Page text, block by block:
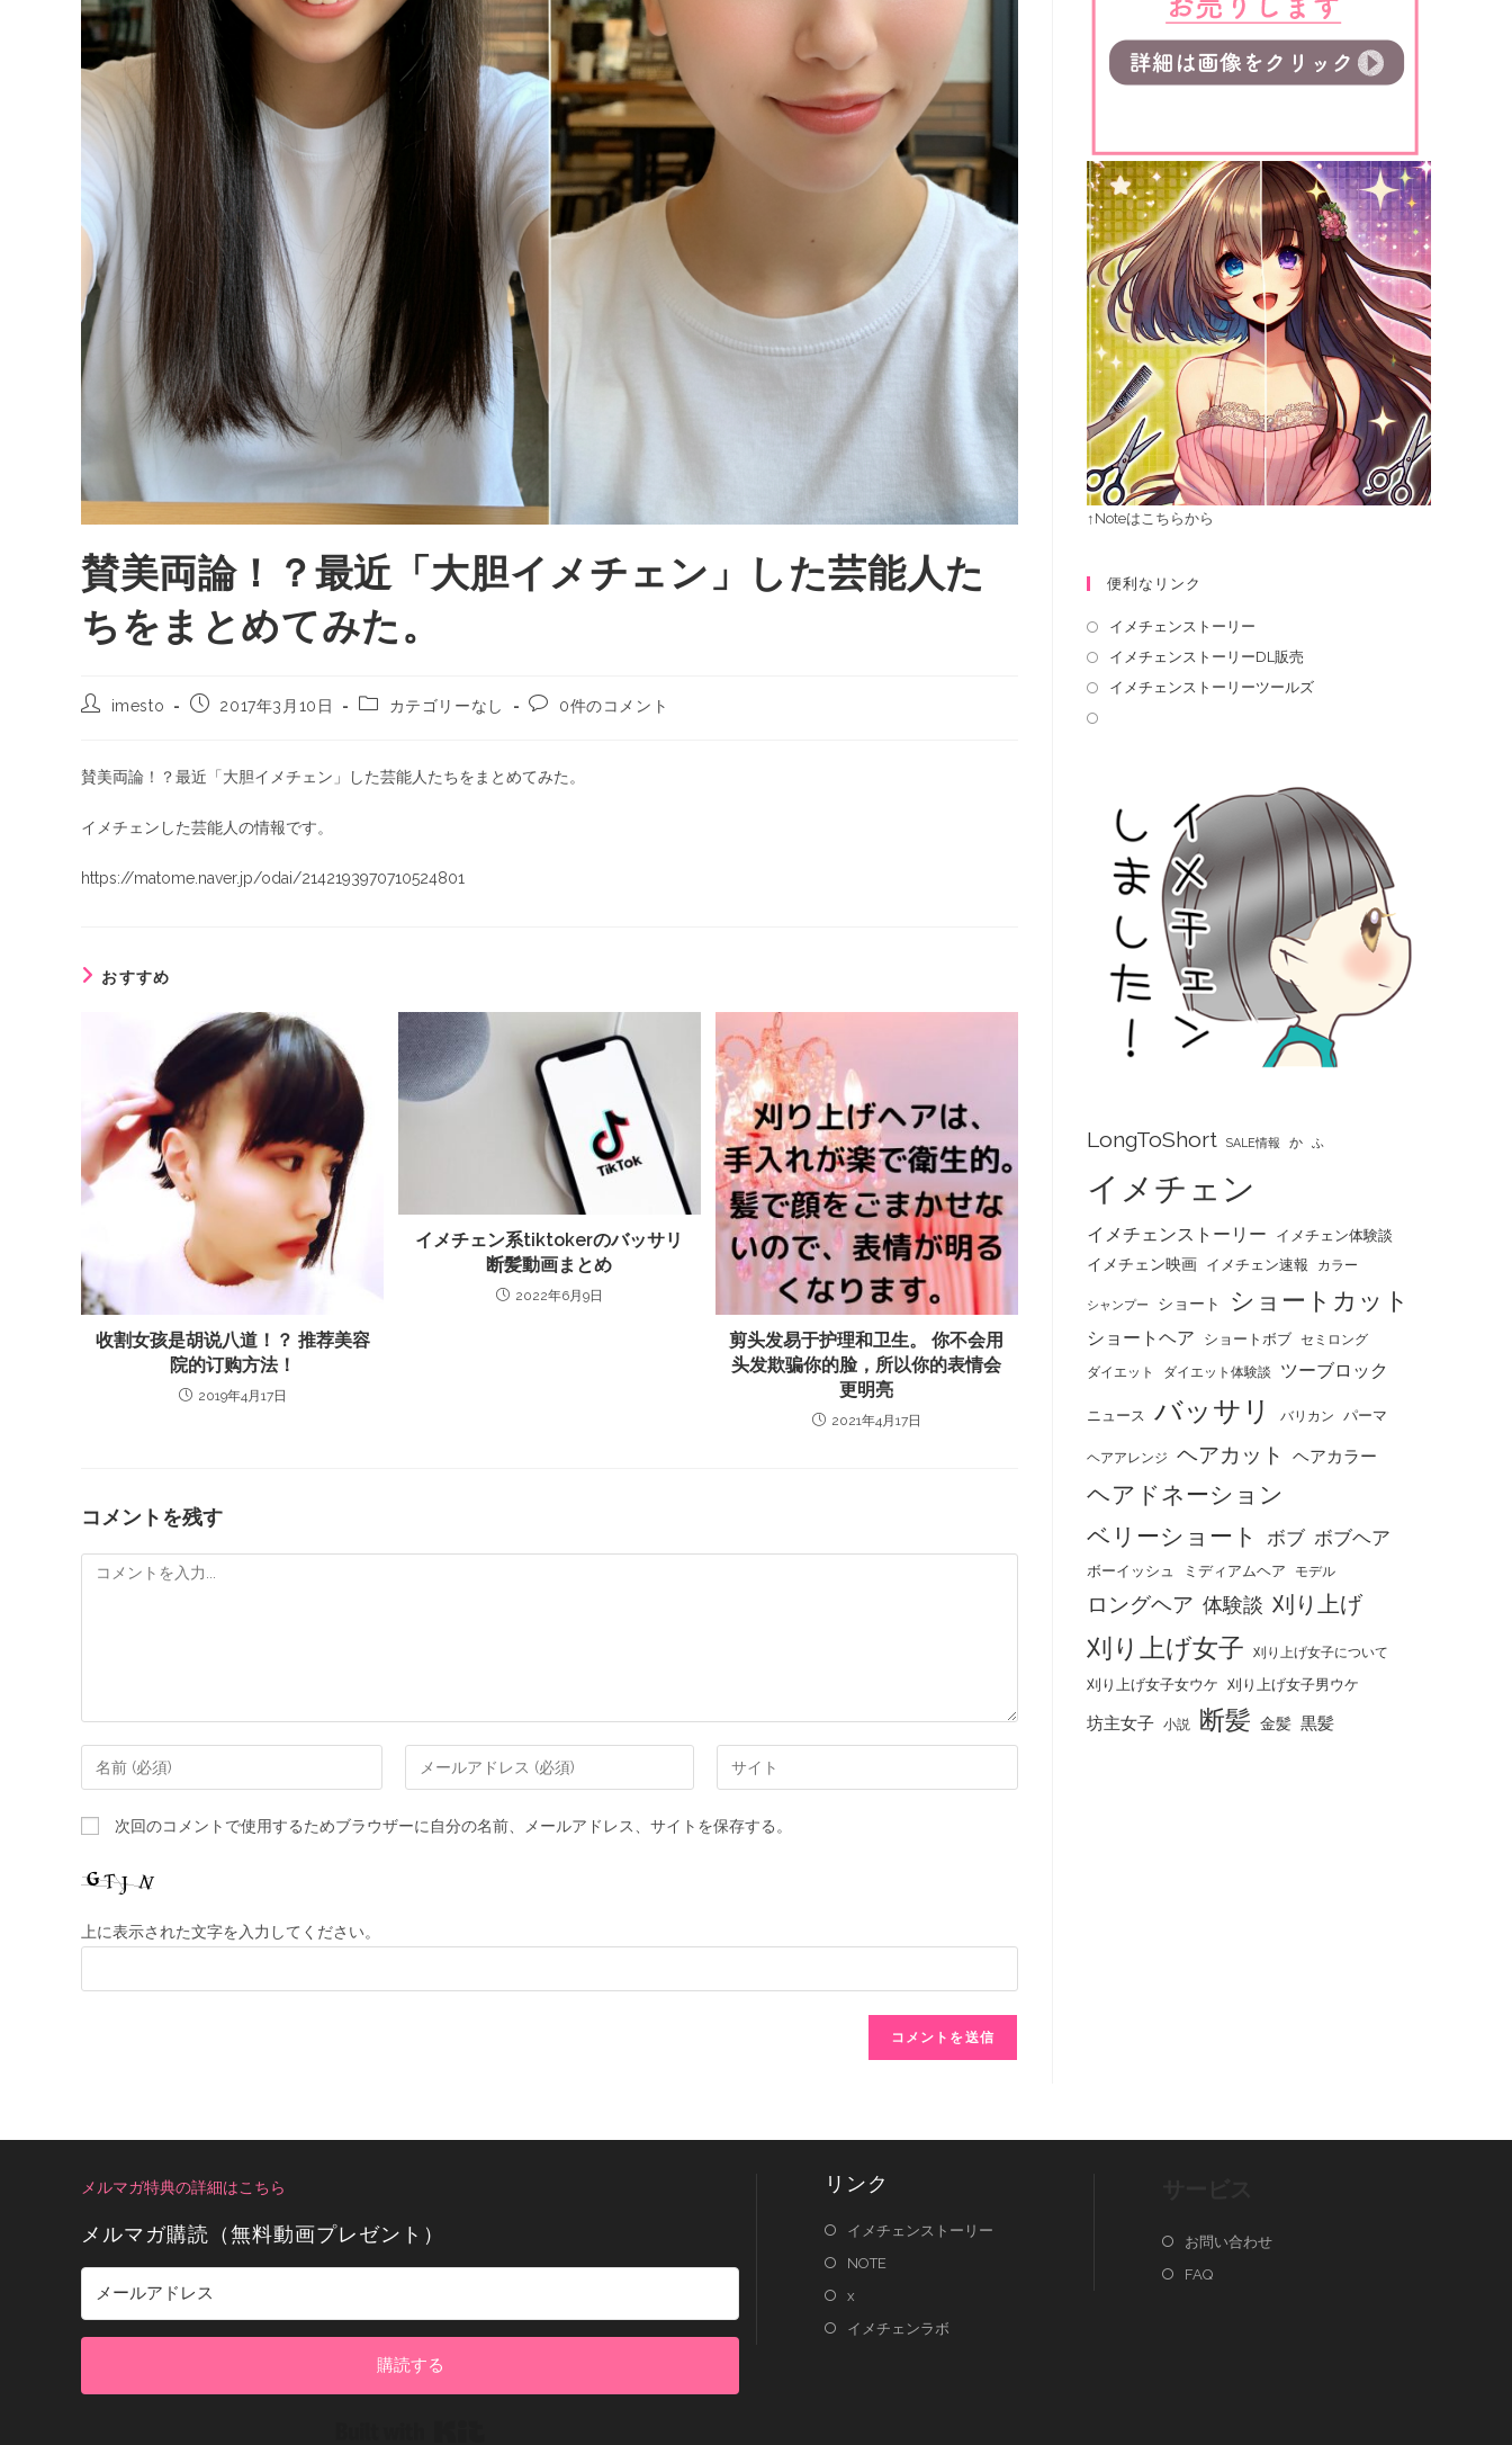
賛美両論！？最近「大胆イメチェン」した芸能人た
ちをまとめてみた。
imesto 2017年3月10日 カテゴリーなし 0件のコメント
賛美両論！？最近「大胆イメチェン」した芸能人たちをまとめてみた。
イメチェンした芸能人の情報です。
https://matome.naver.jp/odai/2142193970710524801
おすすめ
收割女孩是胡说八道！？ 推荐美容
院的订购方法！
2019年4月17日
イメチェン系tiktokerのバッサリ
断髪動画まとめ
2022年6月9日
剪头发易于护理和卫生。 你不会用
头发欺骗你的脸，所以你的表情会
更明亮
2021年4月17日
コメントを残す
次回のコメントで使用するためブラウザーに自分の名前、メールアドレス、サイトを保存する。
上に表示された文字を入力してください。
↑Noteはこちらから
便利なリンク
イメチェンストーリー
イメチェンストーリーDL販売
イメチェンストーリーツールズ
LongToShort SALE情報 か ふ
イメチェン
イメチェンストーリー イメチェン体験談
イメチェン映画 イメチェン速報 カラー
シャンプー ショート ショートカット
ショートヘア ショートボブ セミロング
ダイエット ダイエット体験談 ツーブロック
ニュース バッサリ バリカン パーマ
ヘアアレンジ ヘアカット ヘアカラー
ヘアドネーション
ベリーショート
ボブ ボブヘア
ボーイッシュ ミディアムヘア モデル
ロングヘア 体験談 刈り上げ
刈り上げ女子 刈り上げ女子について
刈り上げ女子女ウケ 刈り上げ女子男ウケ
坊主女子 小説 断髪 金髪 黒髪
メルマガ特典の詳細はこちら
メルマガ購読（無料動画プレゼント）
購読する
リンク
イメチェンストーリー
NOTE
x
イメチェンラボ
お問い合わせ
FAQ